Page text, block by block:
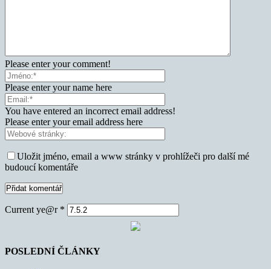
Please enter your comment!
Please enter your name here
You have entered an incorrect email address!
Please enter your email address here
Uložit jméno, email a www stránky v prohlížeči pro další mé
budoucí komentáře
Current ye@r *
POSLEDNÍ ČLÁNKY